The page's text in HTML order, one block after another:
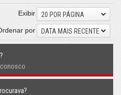
Exibir
20 POR PÁGINA
por
DATA MAIS RECENTE